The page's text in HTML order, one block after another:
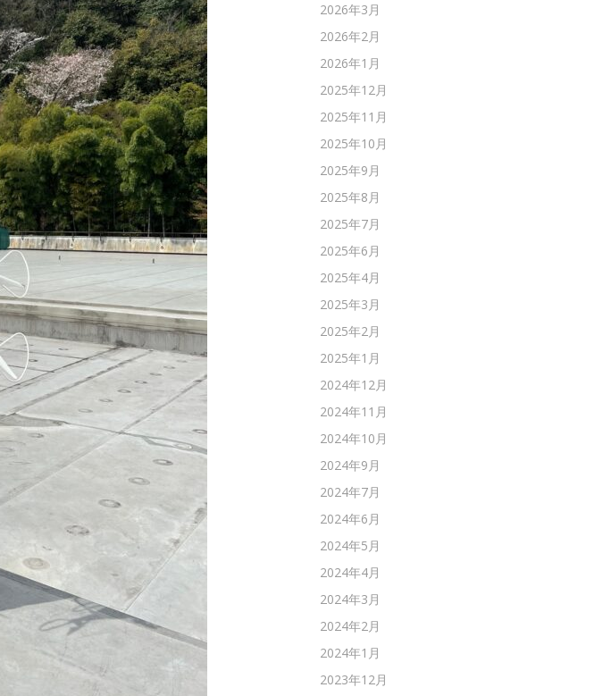
2026年3月
2026年2月
2026年1月
2025年12月
2025年11月
2025年10月
2025年9月
2025年8月
2025年7月
2025年6月
2025年4月
2025年3月
2025年2月
2025年1月
2024年12月
2024年11月
2024年10月
2024年9月
2024年7月
2024年6月
2024年5月
2024年4月
2024年3月
2024年2月
2024年1月
2023年12月